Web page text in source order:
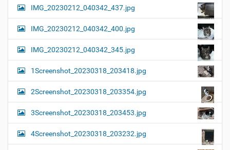
IMG_20230212_040342_437.jpg
IMG_20230212_040342_400.jpg
IMG_20230212_040342_345.jpg
1Screenshot_20230318_203418.jpg
2Screenshot_20230318_203354.jpg
3Screenshot_20230318_203453.jpg
4Screenshot_20230318_203232.jpg